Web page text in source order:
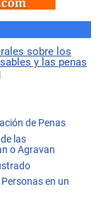
sobre los
y las penas
de Penas
las
o Agravan
en un